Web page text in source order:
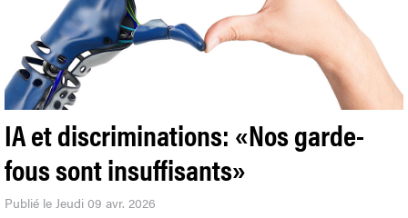
IA et discriminations: «Nos garde-
fous sont insuffisants»
Publié le Jeudi 09 avr. 2026